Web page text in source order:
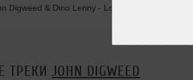
Digweed & Dino Lenny - Love & Cream
ТРЕКИ JOHN DIGWEED